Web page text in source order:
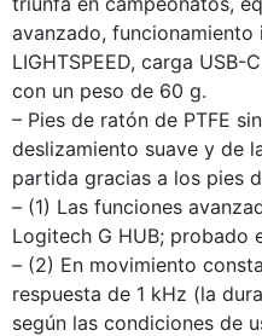
avanzado,
LIGHTSPEED, carga
con un peso de 60 g.
– Pies de ratón de PTFE
deslizamiento suave y de
partida gracias a los pies
– (1) Las funciones
Logitech G HUB; probado
– (2) En movimiento
respuesta de 1 kHz (la
según las condiciones de